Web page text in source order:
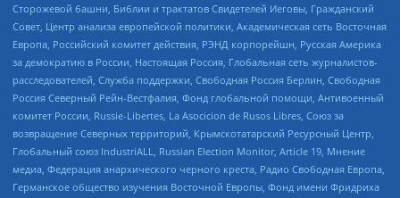
Сторожевой башни, Библии и трактатов Свидетелей Иеговы, Гражданский
Совет, Центр анализа европейской политики, Академическая сеть Восточная
Европа, Российский комитет действия, РЭНД корпорейшн, Русская Америка
за демократию в России, Настоящая Россия, Глобальная сеть журналистов-
расследователей, Служба поддержки, Свободная Россия Берлин, Свободная
Россия Северный Рейн-Вестфалия, Фонд глобальной помощи, Антивоенный
комитет России, Russie-Libertes, La Asocicion de Rusos Libres, Союз за
возвращение Северных территорий, Крымскотатарский Ресурсный Центр,
Глобальный союз IndustriALL, Russian Election Monitor, Article 19, Мнение
медиа, Федерация анархического черного креста, Радио Свободная Европа,
Германское общество изучения Восточной Европы, Фонд имени Фридриха